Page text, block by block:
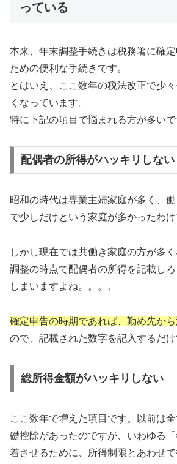
っている
本来、年末調整手続きは税務署に確
ための便利な手続きです。
とはいえ、ここ数年の税法改正で少
くなっています。
特に下記の項目で悩まれる方が多いで
配偶者の所得がハッキリしない
昭和の時代は専業主婦家庭が多く、
で少しだけという家庭が多かったわけ
しかし現在では共働き家庭の方が多
調整の時点で配偶者の所得を記載し
しまいますよね。。。。
確定申告の時期であれば、勤め先か
ので、記載された数字を記入するだけ
総所得金額がハッキリしない
ここ数年で増えた項目です。以前は
礎控除があったのですが、いわゆる
着させるために、所得制限とあわせ